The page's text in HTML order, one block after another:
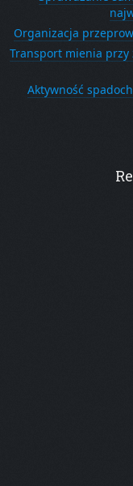
Organizacja
Transport mienia przy
Aktywność